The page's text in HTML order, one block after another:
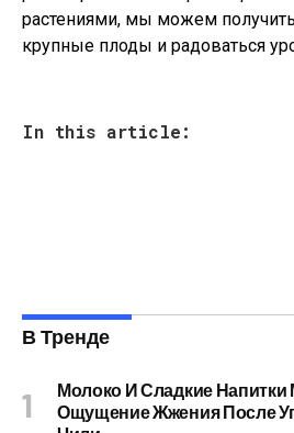
растениями, мы можем
крупные плоды и радоваться
In this article:
В Тренде
Молоко И Сладкие Напитки
Ощущение Жжения После